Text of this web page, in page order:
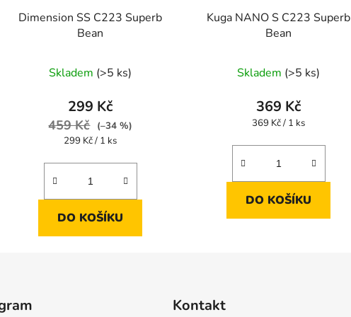
Dimension SS C223 Superb
Bean
Skladem (>5 ks)
299 Kč
459 Kč (–34 %)
Měrná
299 Kč / 1 ks
DO KOŠÍKU
Kuga NANO S C223 Superb
Bean
Skladem (>5 ks)
369 Kč
Měrná
369 Kč / 1 ks
DO KOŠÍKU
Kontakt